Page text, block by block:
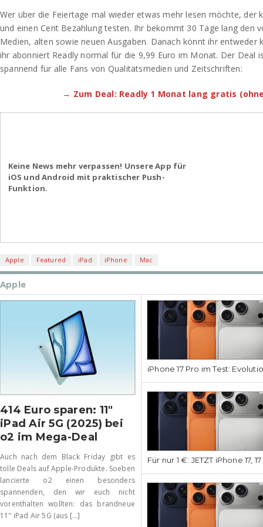
Wer über die Feiertage mal wieder etwas mehr lesen möchte, der
und einen Cent Bezahlung testen. Ihr bekommt 30 Tage lang den
Medien, alten sowie neuen Ausgaben. Danach könnt ihr entweder
ihr abonniert Readly normal für die 9,99 Euro im Monat. Der Deal
spannend für alle Fans von Qualitätsmedien und Zeitschriften:
→ Zum Deal: Readly 1 Monat lang gratis
Keine News mehr verpassen! Unsere App für
iOS und Android mit praktischer Push-
Funktion.
Apple Featured iPad iPhone Mac
Apple
414 Euro sparen: 11″
iPad Air 5G (2025) bei
o2 im Mega-Deal
Auch nach dem Black Friday gibt es
tolle Deals auf Apple-Produkte. Soeben
lancierte o2 einen besonders
spannenden, den wir euch nicht
vorenthalten wollten: das brandneue
11" iPad Air 5G (aus [...]
iPhone 17 Pro im Test:
Für nur 1 €: JETZT iPhone 17,